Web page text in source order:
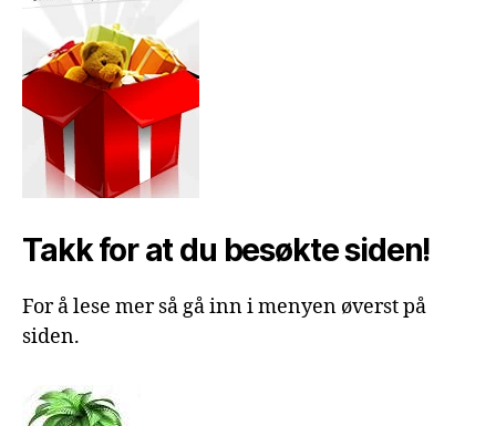
Takk for at du besøkte siden!
For å lese mer så gå inn i menyen øverst på
siden.